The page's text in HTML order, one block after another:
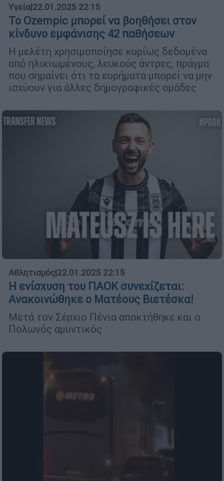
Υγεία|22.01.2025 22:15
Το Ozempic μπορεί να βοηθήσει στον
κίνδυνο εμφάνισης 42 παθήσεων
Η μελέτη χρησιμοποίησε κυρίως δεδομένα
από ηλικιωμένους, λευκούς άντρες, πράγμα
που σημαίνει ότι τα ευρήματα μπορεί να μην
ισχύουν για άλλες δημογραφικές ομάδες
Αθλητισμός|22.01.2025 22:15
Η ενίσχυση του ΠΑΟΚ συνεχίζεται:
Ανακοινώθηκε ο Ματέους Βιετέσκα!
Μετά τον Σέρχιο Πένια αποκτήθηκε και ο
Πολωνός αμυντικός